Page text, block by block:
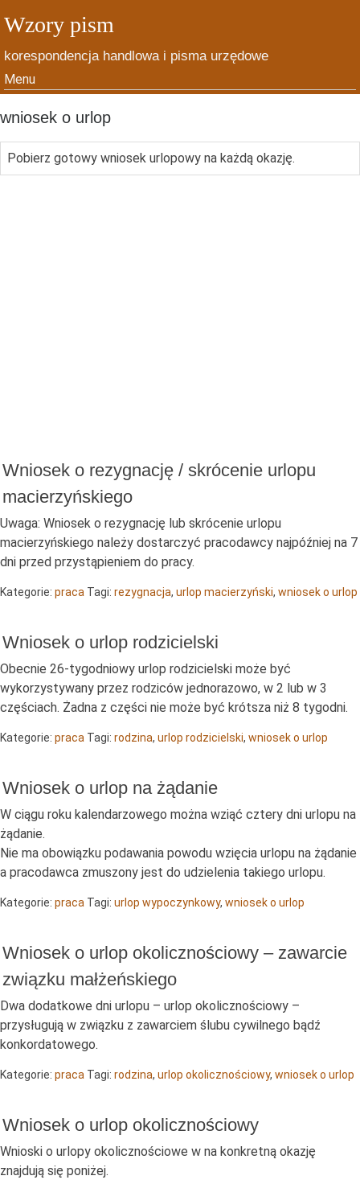
Wzory pism
korespondencja handlowa i pisma urzędowe
Menu
Skip to content
wniosek o urlop
Pobierz gotowy wniosek urlopowy na każdą okazję.
Wniosek o rezygnację / skrócenie urlopu
macierzyńskiego
Uwaga: Wniosek o rezygnację lub skrócenie urlopu
macierzyńskiego należy dostarczyć pracodawcy najpóźniej na 7
dni przed przystąpieniem do pracy.
Kategorie: praca Tagi: rezygnacja, urlop macierzyński, wniosek o urlop
Wniosek o urlop rodzicielski
Obecnie 26-tygodniowy urlop rodzicielski może być
wykorzystywany przez rodziców jednorazowo, w 2 lub w 3
częściach. Żadna z części nie może być krótsza niż 8 tygodni.
Kategorie: praca Tagi: rodzina, urlop rodzicielski, wniosek o urlop
Wniosek o urlop na żądanie
W ciągu roku kalendarzowego można wziąć cztery dni urlopu na
żądanie.
Nie ma obowiązku podawania powodu wzięcia urlopu na żądanie
a pracodawca zmuszony jest do udzielenia takiego urlopu.
Kategorie: praca Tagi: urlop wypoczynkowy, wniosek o urlop
Wniosek o urlop okolicznościowy – zawarcie
związku małżeńskiego
Dwa dodatkowe dni urlopu – urlop okolicznościowy –
przysługują w związku z zawarciem ślubu cywilnego bądź
konkordatowego.
Kategorie: praca Tagi: rodzina, urlop okolicznościowy, wniosek o urlop
Wniosek o urlop okolicznościowy
Wnioski o urlopy okolicznościowe w na konkretną okazję
znajdują się poniżej.